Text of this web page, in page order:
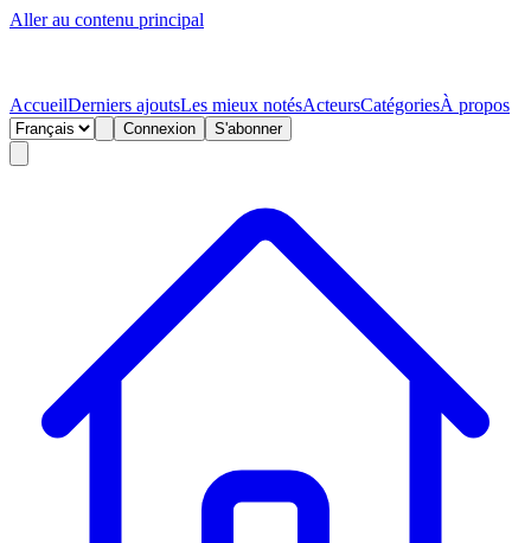
Aller au contenu principal
AccueilDerniers ajoutsLes mieux notésActeursCatégoriesÀ propos
Connexion S'abonner